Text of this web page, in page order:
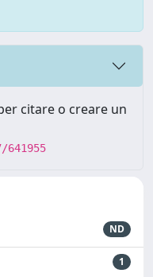
citare o creare un
ND
1